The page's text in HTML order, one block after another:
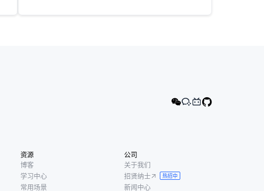
资源
博客
学习中心
常用场景
公司
关于我们
招贤纳士
热招中
新闻中心